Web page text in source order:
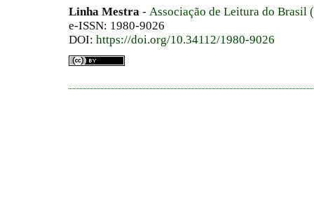
Linha Mestra - Associação de Leitura do Brasil
e-ISSN: 1980-9026
DOI: https://doi.org/10.34112/1980-9026